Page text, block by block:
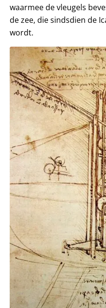
waarmee de vleugels
de zee, die sindsdien de
wordt.